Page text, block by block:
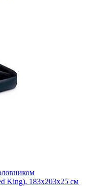
King), 183х203x25 см